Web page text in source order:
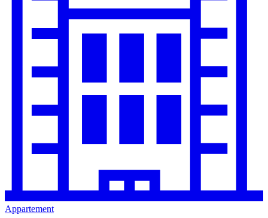
Appartement